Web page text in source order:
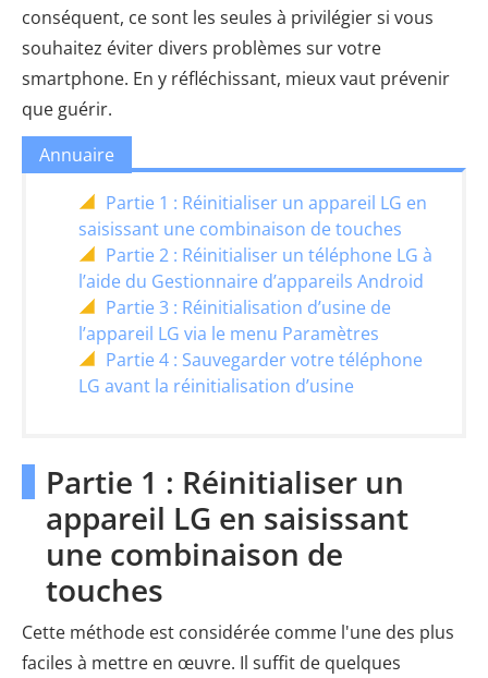
conséquent, ce sont les seules à privilégier si vous
souhaitez éviter divers problèmes sur votre
smartphone. En y réfléchissant, mieux vaut prévenir
que guérir.
Annuaire
Partie 1 : Réinitialiser un appareil LG en
saisissant une combinaison de touches
Partie 2 : Réinitialiser un téléphone LG à
l’aide du Gestionnaire d’appareils Android
Partie 3 : Réinitialisation d’usine de
l’appareil LG via le menu Paramètres
Partie 4 : Sauvegarder votre téléphone
LG avant la réinitialisation d’usine
Partie 1 : Réinitialiser un
appareil LG en saisissant
une combinaison de
touches
Cette méthode est considérée comme l'une des plus
faciles à mettre en œuvre. Il suffit de quelques